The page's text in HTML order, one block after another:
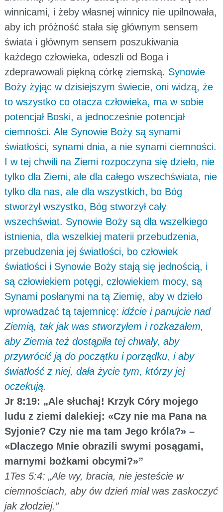
winnicami, i żeby własnej winnicy nie upilnowała,
aby ich próżność stała się głównym sensem
świata i głównym sensem poszukiwania
każdego człowieka, odeszli od Boga i
zdeprawowali piękną córkę ziemską. Synowie
Boży żyjąc w dzisiejszym świecie, oni widzą, że
to wszystko co otacza człowieka, ma w sobie
potencjał Boski, a jednocześnie potencjał
ciemności. Ale Synowie Boży są synami
światłości, synami dnia, a nie synami ciemności.
I w tej chwili na Ziemi rozpoczyna się dzieło, nie
tylko dla Ziemi, ale dla całego wszechświata, nie
tylko dla nas, ale dla wszystkich, bo Bóg
stworzył wszystko, Bóg stworzył cały
wszechświat. Synowie Boży są dla wszelkiego
istnienia, dla wszelkiej materii przebudzenia,
przebudzenia jej światłości, bo człowiek
światłości i Synowie Boży stają się jednością, i
są człowiekiem potęgi, człowiekiem mocy, są
Synami posłanymi na tą Ziemię, aby w dzieło
wprowadzać tą tajemnicę: idźcie i panujcie nad
Ziemią, tak jak was stworzyłem i rozkazałem,
aby Ziemia też dostąpiła tej chwały, aby
przywrócić ją do początku i porządku, i aby
światłość z niej, dała życie tym, którzy jej
oczekują.
Jr 8:19: „Ale słuchaj! Krzyk Córy mojego
ludu z ziemi dalekiej: «Czy nie ma Pana na
Syjonie? Czy nie ma tam Jego króla?» –
«Dlaczego Mnie obrazili swymi posągami,
marnymi bożkami obcymi?»”
1Tes 5:4: „Ale wy, bracia, nie jesteście w
ciemnościach, aby ów dzień miał was zaskoczyć
jak złodziej.”